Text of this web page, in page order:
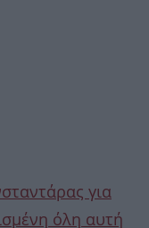
για
όλη αυτή